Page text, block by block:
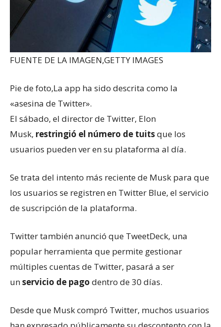
FUENTE DE LA IMAGEN,GETTY IMAGES
Pie de foto,La app ha sido descrita como la
«asesina de Twitter».
El sábado, el director de Twitter, Elon
Musk, restringió el número de tuitsque los
usuarios pueden ver en su plataforma al día.
Se trata del intento más reciente de Musk para que
los usuarios se registren en Twitter Blue, el servicio
de suscripción de la plataforma.
Twitter también anunció que TweetDeck, una
popular herramienta que permite gestionar
múltiples cuentas de Twitter, pasará a ser
unservicio de pago dentro de 30 días.
Desde que Musk compró Twitter, muchos usuarios